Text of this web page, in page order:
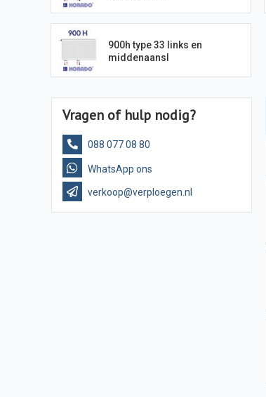
900h type 33 links en
middenaansl
Vragen of hulp nodig?
088 077 08 80
WhatsApp ons
verkoop@verploegen.nl